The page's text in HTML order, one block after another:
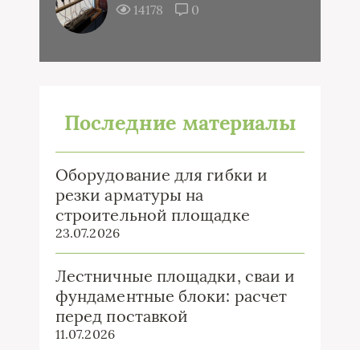
14178 0
Последние материалы
Оборудование для гибки и
резки арматуры на
строительной площадке
23.07.2026
Лестничные площадки, сваи и
фундаментные блоки: расчет
перед поставкой
11.07.2026